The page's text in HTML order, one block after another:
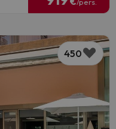
450